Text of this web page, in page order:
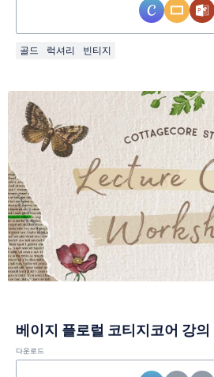
골드 럭셔리 빈티지
다운로드